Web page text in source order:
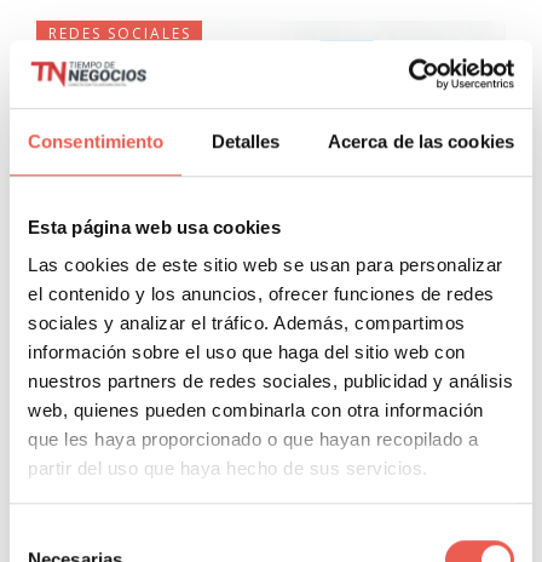
Consentimiento Detalles Acerca de las cookies
Esta página web usa cookies
Las cookies de este sitio web se usan para personalizar
el contenido y los anuncios, ofrecer funciones de redes
sociales y analizar el tráfico. Además, compartimos
información sobre el uso que haga del sitio web con
nuestros partners de redes sociales, publicidad y análisis
web, quienes pueden combinarla con otra información
que les haya proporcionado o que hayan recopilado a
partir del uso que haya hecho de sus servicios.
REDES SOCIALES
Cómo crear chatbot en
Facebook: guia
Redes sociales
Javier Sancho Piqueras 1 Comentario
¿Has oído hablar sobre los chatbots de Facebook? Lo más